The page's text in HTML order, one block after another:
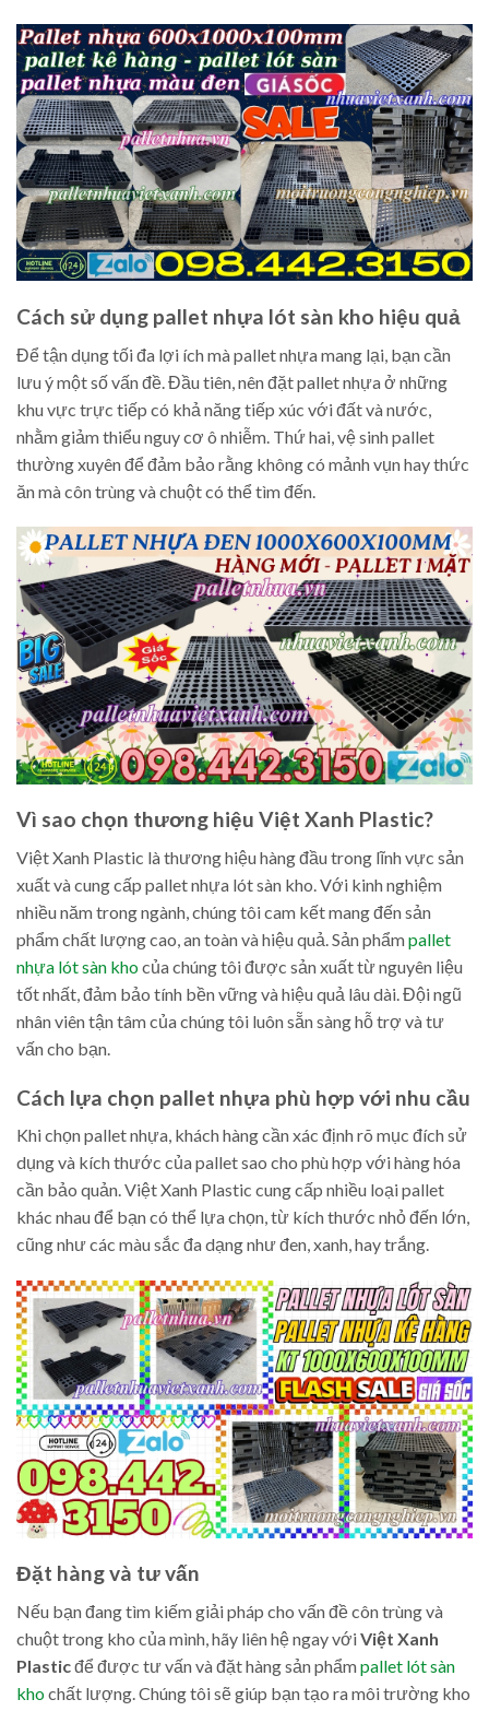
Cách sử dụng pallet nhựa lót sàn kho hiệu quả
Để tận dụng tối đa lợi ích mà pallet nhựa mang lại, bạn cần
lưu ý một số vấn đề. Đầu tiên, nên đặt pallet nhựa ở những
khu vực trực tiếp có khả năng tiếp xúc với đất và nước,
nhằm giảm thiểu nguy cơ ô nhiễm. Thứ hai, vệ sinh pallet
thường xuyên để đảm bảo rằng không có mảnh vụn hay thức
ăn mà côn trùng và chuột có thể tìm đến.
Vì sao chọn thương hiệu Việt Xanh Plastic?
Việt Xanh Plastic là thương hiệu hàng đầu trong lĩnh vực sản
xuất và cung cấp pallet nhựa lót sàn kho. Với kinh nghiệm
nhiều năm trong ngành, chúng tôi cam kết mang đến sản
phẩm chất lượng cao, an toàn và hiệu quả. Sản phẩmpallet
nhựa lót sàn khocủa chúng tôi được sản xuất từ nguyên liệu
tốt nhất, đảm bảo tính bền vững và hiệu quả lâu dài. Đội ngũ
nhân viên tận tâm của chúng tôi luôn sẵn sàng hỗ trợ và tư
vấn cho bạn.
Cách lựa chọn pallet nhựa phù hợp với nhu cầu
Khi chọn pallet nhựa, khách hàng cần xác định rõ mục đích sử
dụng và kích thước của pallet sao cho phù hợp với hàng hóa
cần bảo quản. Việt Xanh Plastic cung cấp nhiều loại pallet
khác nhau để bạn có thể lựa chọn, từ kích thước nhỏ đến lớn,
cũng như các màu sắc đa dạng như đen, xanh, hay trắng.
Đặt hàng và tư vấn
Nếu bạn đang tìm kiếm giải pháp cho vấn đề côn trùng và
chuột trong kho của mình, hãy liên hệ ngay vớiViệt Xanh
Plasticđể được tư vấn và đặt hàng sản phẩmpallet lót sàn
khochất lượng. Chúng tôi sẽ giúp bạn tạo ra môi trường kho